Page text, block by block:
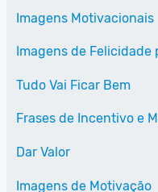
Imagens Motivacionais
Imagens de Felicidade
Tudo Vai Ficar Bem
Frases de Incentivo e
Dar Valor
Imagens de Motivação